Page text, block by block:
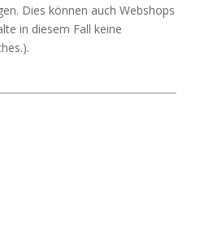
Dies können auch Webshops
in diesem Fall keine